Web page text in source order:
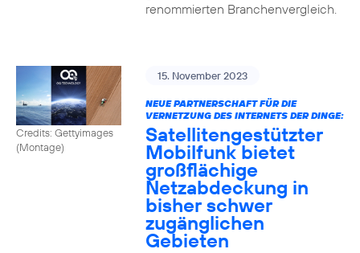
renommierten Branchenvergleich.
Credits: Gettyimages
(Montage)
15. November 2023
NEUE PARTNERSCHAFT FÜR DIE
VERNETZUNG DES INTERNETS DER DINGE:
Satellitengestützter
Mobilfunk bietet
großflächige
Netzabdeckung in
bisher schwer
zugänglichen
Gebieten